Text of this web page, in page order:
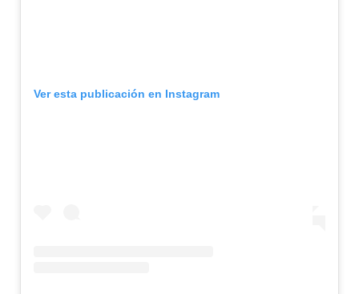
Ver esta publicación en Instagram